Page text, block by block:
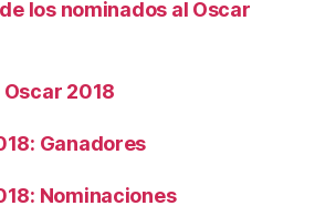
los nominados al Oscar
2018
Ganadores
Nominaciones